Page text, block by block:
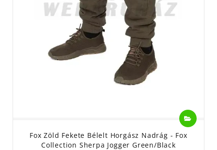
Fox Zöld Fekete Bélelt Horgász Nadrág - Fox
Collection Sherpa Jogger Green/Black